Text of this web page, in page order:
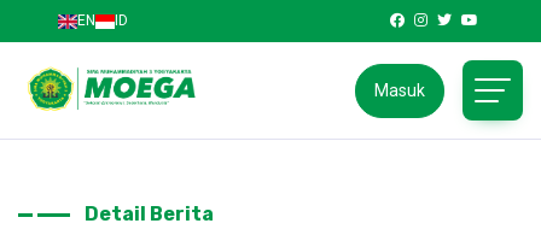
EN ID
Masuk
Detail Berita